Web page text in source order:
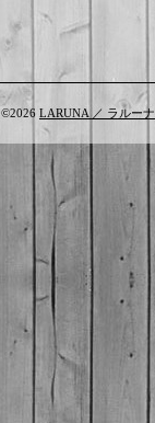
©2026 LARUNA ／ ラルーナ